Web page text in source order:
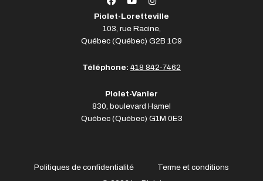
Piolet-Loretteville
103, rue Racine,
Québec (Québec) G2B 1C9
Téléphone: 418 842-7462
Piolet-Vanier
830, boulevard Hamel
Québec (Québec) G1M 0E3
Politiques de confidentialité
Terme et conditions